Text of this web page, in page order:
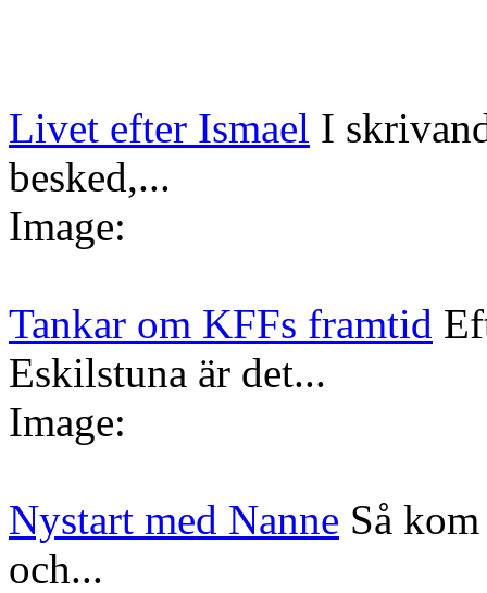
Livet efter Ismael I
besked,...
Image:
Tankar om KFFs framtid
Eskilstuna är det...
Image:
Nystart med Nanne Så
och...